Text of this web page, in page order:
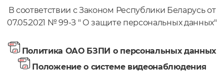
В соответствии с Законом Республики Беларусь от
07.05.2021 № 99-З " О защите персональных данных"
Политика ОАО БЗПИ о персональных данных
Положение о системе видеонаблюдения